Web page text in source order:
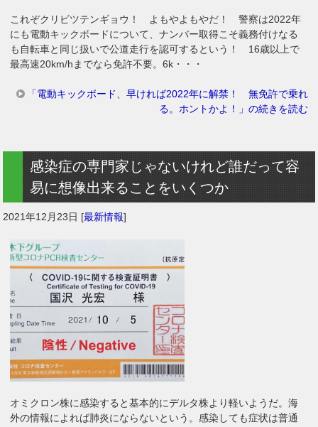
これぞクリビツテンギョウ！ よもやよもやだ！ 警察は2022年
にも電動キックボードについて、ナンバー取得こそ義務付けなる
も自転車と同じ扱いで公道走行を認可するという！ 16歳以上で
最高速20km/hまでなら免許不要。6k・・・
「電動キックボード、早ければ2022年に解禁！ 無免許で乗れ
る。ホントかよ！」の続きを読む
感染症の専門家じゃないけれど誰だって容
易に想像出来ることをいくつか
2021年12月23日 [最新情報]
オミクロン株に感染すると基本的にデルタ株より軽いようだ。海
外の情報によれば肺炎にならないという。感染しても症状は普通